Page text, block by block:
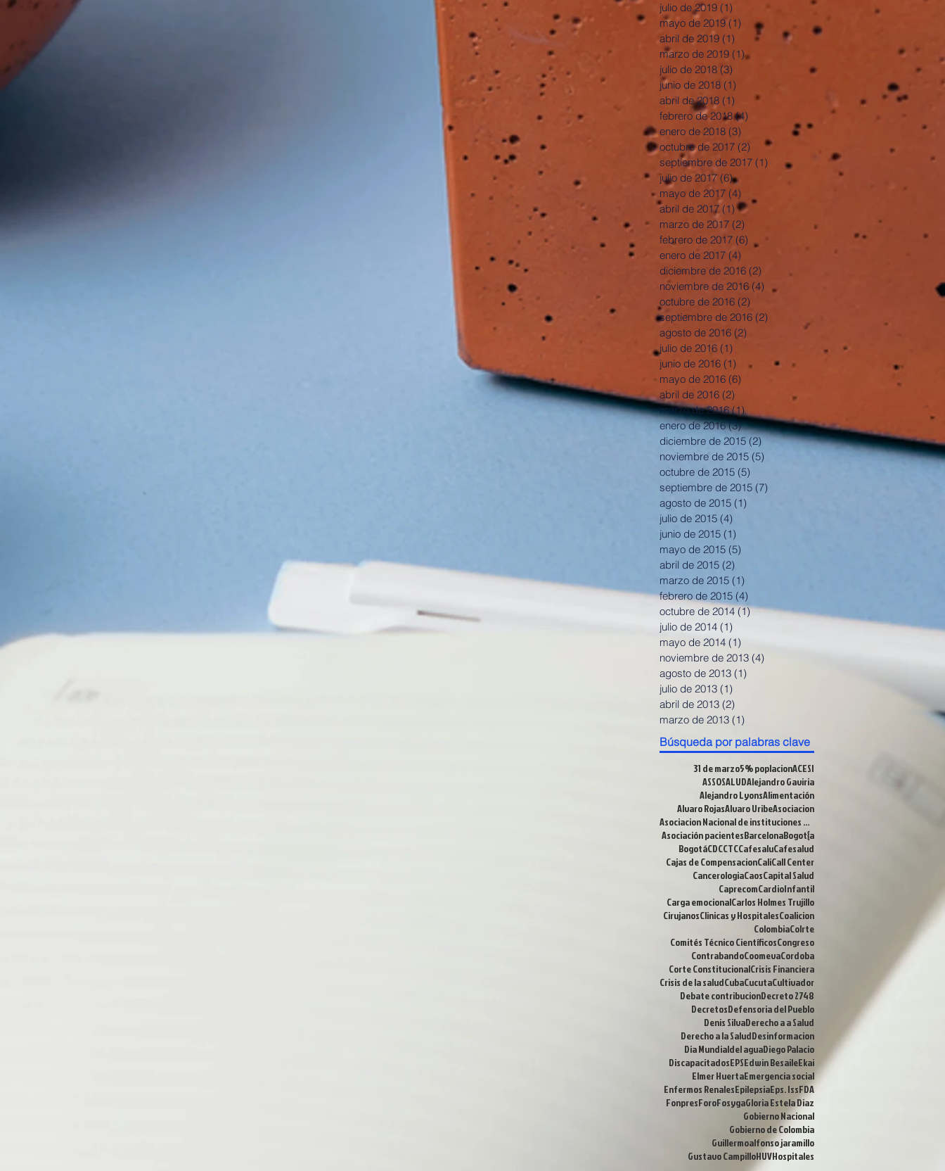
julio de 2019 (1) 1 entrada
mayo de 2019 (1) 1 entrada
abril de 2019 (1) 1 entrada
marzo de 2019 (1)1 entrada
julio de 2018 (3)
junio de 2018 (1)
abril de 2018 (1) 1 entrada
febrero de 2018 (4)
enero de 2018 (3)
octubre de 2017 (2) 2 entradas
septiembre de 2017 (1) 1 entrada
julio de 2017 (6)6 entradas
mayo de 2017 (4)
abril de 2017 (1)1 entrada
marzo de 2017 (2)
febrero de 2017 (6) 6 entradas
enero de 2017 (4)
diciembre de 2016 (2) 2 entradas
noviembre de 2016 (4) 4 entradas
octubre de 2016 (2)
septiembre de 2016 (2)
agosto de 2016 (2)
julio de 2016 (1)
junio de 2016 (1) 1 entrada
mayo de 2016 (6)
abril de 2016 (2)
marzo de 2016 (1)1 entrada
enero de 2016 (3)3 entradas
diciembre de 2015 (2)2 entradas
noviembre de 2015 (5)
octubre de 2015 (5)
septiembre de 2015 (7)
agosto de 2015 (1)
julio de 2015 (4)
junio de 2015 (1)
mayo de 2015 (5)
abril de 2015 (2)
marzo de 2015 (1)
febrero de 2015 (4)
octubre de 2014 (1)1 entrada
julio de 2014 (1)
mayo de 2014 (1)
noviembre de 2013 (4)
agosto de 2013 (1)
julio de 2013 (1)
abril de 2013 (2)
marzo de 2013 (1)
Búsqueda por palabras clave
31 de marzo5% poplacionACESI
ASSOSALUDAlejandro Gaviria
Alejandro LyonsAlimentación
Alvaro RojasAlvaro UribeAsociacion
Asociacion Nacional de instituciones Financieras
Asociación pacientesBarcelonaBogot{a
BogotáCDCCTCCafesaluCafesalud
Cajas de CompensacionCaliCall Center
CancerologiaCaosCapital Salud
CaprecomCardioInfantil
Carga emocionalCarlos Holmes Trujillo
CirujanosClinicas y HospitalesCoalicion
ColombiaColrte
Comités Técnico CientíficosCongreso
ContrabandoCoomevaCordoba
Corte ConstitucionalCrisis Financiera
Crisis de la saludCubaCucutaCultivador
Debate contribucionDecreto 2748
DecretosDefensoria del Pueblo
Denis SilvaDerecho a a Salud
Derecho a la SaludDesinformacion
Dia Mundialdel aguaDiego Palacio
DiscapacitadosEPSEdwin BesaileEkai
Elmer HuertaEmergencia social
Enfermos RenalesEpilepsiaEps. IssFDA
FonpresForoFosygaGloria Estela Diaz
Gobierno Nacional
Gobierno de Colombia
Guillermoalfonso jaramillo
Gustavo CampilloHUVHospitales